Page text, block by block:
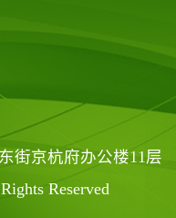
街京杭府办公楼11层
Reserved